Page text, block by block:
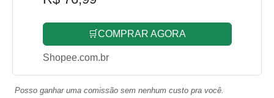
🛒COMPRAR AGORA
Shopee.com.br
Posso ganhar uma comissão sem nenhum custo pra você.